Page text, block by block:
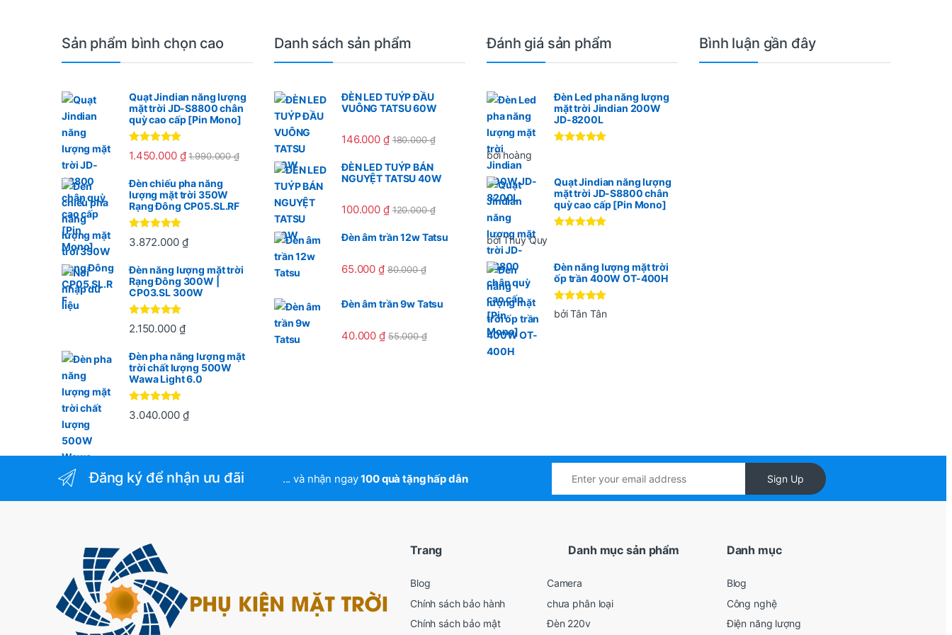
Sản phẩm bình chọn cao
Quạt Jindian năng lượng
mặt trời JD-S8800 chân
quỳ cao cấp [Pin Mono]
Được xếp
hạng5.005
1.450.000 ₫ 1.990.000₫
Đèn chiếu pha năng
lượng mặt trời 350W
Rạng Đông CP05.SL.RF
Được xếp
hạng 55
3.872.000 ₫
Đèn năng lượng mặt trời
Rạng Đông 300W |
CP03.SL 300W
Được xếp
hạng55
2.150.000 ₫
Đèn pha năng lượng mặt
trời chất lượng 500W
Wawa Light 6.0
Được xếp
hạng55
3.040.000 ₫
Danh sách sản phẩm
ĐÈN LED TUÝP ĐẦU
VUÔNG TATSU 60W
146.000 ₫ 180.000₫
ĐÈN LED TUÝP BÁN
NGUYỆT TATSU 40W
100.000 ₫ 120.000₫
Đèn âm trần 12w Tatsu
65.000₫ 80.000₫
Đèn âm trần 9w Tatsu
40.000₫ 55.000₫
Đánh giá sản phẩm
Đèn Led pha năng lượng
mặt trời Jindian 200W
JD-8200L
bởi hoàng
Quạt Jindian năng lượng
mặt trời JD-S8800 chân
quỳ cao cấp [Pin Mono]
bởi Thúy Quy
Đèn năng lượng mặt trời
ốp trần 400W OT-400H
Được xếp
hạng 55
bởi Tân Tân
Bình luận gần đây
Đăng ký để nhận ưu đãi ... và nhận ngay100 quà tặng hấp dẫn Sign Up
Trang
Blog
Chính sách bảo hành
Chính sách bảo mật
Danh mục sản phẩm
Camera
chưa phân loại
Đèn 220v
Danh mục
Blog
Công nghệ
Điện năng lượng